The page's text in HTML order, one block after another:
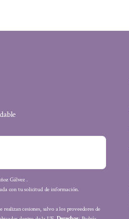
Gálvez .
con tu solicitud de información.
realizan cesiones, salvo a los proveedores de